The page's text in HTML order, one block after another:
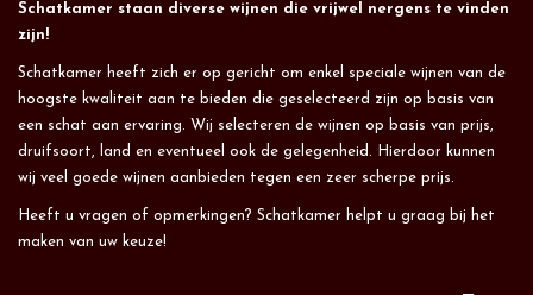
Schatkamer staan diverse wijnen die vrijwel nergens te vinden
zijn!
Schatkamer heeft zich er op gericht om enkel speciale wijnen van de
hoogste kwaliteit aan te bieden die geselecteerd zijn op basis van
een schat aan ervaring. Wij selecteren de wijnen op basis van prijs,
druifsoort, land en eventueel ook de gelegenheid. Hierdoor kunnen
wij veel goede wijnen aanbieden tegen een zeer scherpe prijs.
Heeft u vragen of opmerkingen? Schatkamer helpt u graag bij het
maken van uw keuze!